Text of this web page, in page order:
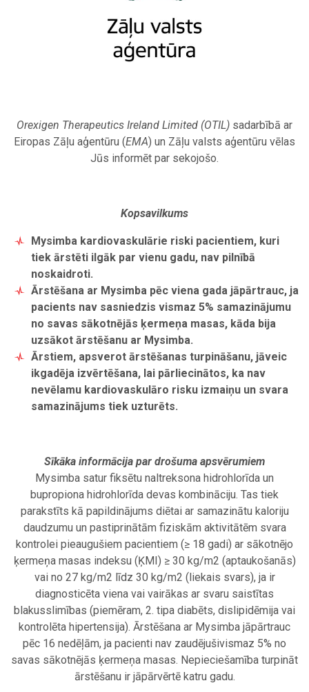
Orexigen Therapeutics Ireland Limited (OTIL) sadarbībā ar
Eiropas Zāļu aģentūru (EMA) un Zāļu valsts aģentūru vēlas
Jūs informēt par sekojošo.
Kopsavilkums
Mysimba kardiovaskulārie riski pacientiem, kuri
tiek ārstēti ilgāk par vienu gadu, nav pilnībā
noskaidroti.
Ārstēšana ar Mysimba pēc viena gada jāpārtrauc, ja
pacients nav sasniedzis vismaz 5% samazinājumu
no savas sākotnējās ķermeņa masas, kāda bija
uzsākot ārstēšanu ar Mysimba.
Ārstiem, apsverot ārstēšanas turpināšanu, jāveic
ikgadēja izvērtēšana, lai pārliecinātos, ka nav
nevēlamu kardiovaskulāro risku izmaiņu un svara
samazinājums tiek uzturēts.
Sīkāka informācija par drošuma apsvērumiem
Mysimba satur fiksētu naltreksona hidrohlorīda un
bupropiona hidrohlorīda devas kombināciju. Tas tiek
parakstīts kā papildinājums diētai ar samazinātu kaloriju
daudzumu un pastiprinātām fiziskām aktivitātēm svara
kontrolei pieaugušiem pacientiem (≥ 18 gadi) ar sākotnējo
ķermeņa masas indeksu (ĶMI) ≥ 30 kg/m2 (aptaukošanās)
vai no 27 kg/m2 līdz 30 kg/m2 (liekais svars), ja ir
diagnosticēta viena vai vairākas ar svaru saistītas
blakusslimības (piemēram, 2. tipa diabēts, dislipidēmija vai
kontrolēta hipertensija). Ārstēšana ar Mysimba jāpārtrauc
pēc 16 nedēļām, ja pacienti nav zaudējušivismaz 5% no
savas sākotnējās ķermeņa masas. Nepieciešamība turpināt
ārstēšanu ir jāpārvērtē katru gadu.